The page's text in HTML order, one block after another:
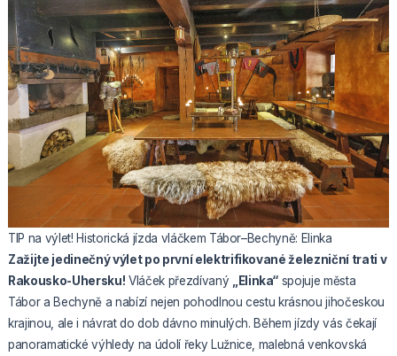
TIP na výlet! Historická jízda vláčkem Tábor–Bechyně: Elinka
Zažijte jedinečný výlet po první elektrifikované železniční trati v
Rakousko-Uhersku! Vláček přezdívaný „Elinka“ spojuje města
Tábor a Bechyně a nabízí nejen pohodlnou cestu krásnou jihočeskou
krajinou, ale i návrat do dob dávno minulých. Během jízdy vás čekají
panoramatické výhledy na údolí řeky Lužnice, malebná venkovská